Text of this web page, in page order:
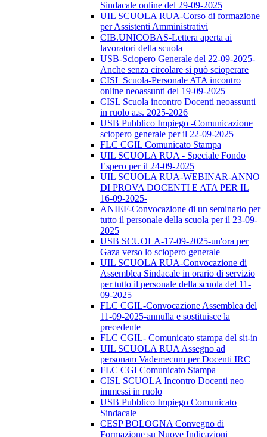
Sindacale online del 29-09-2025
UIL SCUOLA RUA-Corso di formazione
per Assistenti Amministrativi
CIB.UNICOBAS-Lettera aperta ai
lavoratori della scuola
USB-Sciopero Generale del 22-09-2025-
Anche senza circolare si può scioperare
CISL Scuola-Personale ATA incontro
online neoassunti del 19-09-2025
CISL Scuola incontro Docenti neoassunti
in ruolo a.s. 2025-2026
USB Pubblico Impiego -Comunicazione
sciopero generale per il 22-09-2025
FLC CGIL Comunicato Stampa
UIL SCUOLA RUA - Speciale Fondo
Espero per il 24-09-2025
UIL SCUOLA RUA-WEBINAR-ANNO
DI PROVA DOCENTI E ATA PER IL
16-09-2025-
ANIEF-Convocazione di un seminario per
tutto il personale della scuola per il 23-09-
2025
USB SCUOLA-17-09-2025-un'ora per
Gaza verso lo sciopero generale
UIL SCUOLA RUA-Convocazione di
Assemblea Sindacale in orario di servizio
per tutto il personale della scuola del 11-
09-2025
FLC CGIL-Convocazione Assemblea del
11-09-2025-annulla e sostituisce la
precedente
FLC CGIL- Comunicato stampa del sit-in
UIL SCUOLA RUA Assegno ad
personam Vademecum per Docenti IRC
FLC CGI Comunicato Stampa
CISL SCUOLA Incontro Docenti neo
immessi in ruolo
USB Pubblico Impiego Comunicato
Sindacale
CESP BOLOGNA Convegno di
Formazione su Nuove Indicazioni